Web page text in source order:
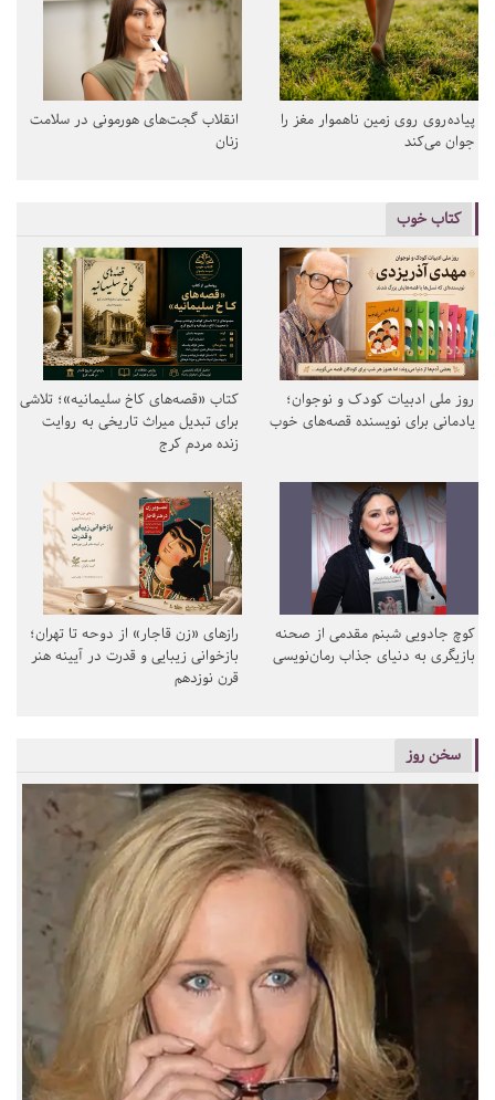
پیاده‌روی روی زمین ناهموار مغز را
جوان می‌کند
انقلاب گجت‌های هورمونی در سلامت
زنان
کتاب خوب
روز ملی ادبیات کودک و نوجوان؛
یادمانی برای نویسنده قصه‌های خوب
کتاب «قصه‌های کاخ سلیمانیه»؛ تلاشی
برای تبدیل میراث تاریخی به روایت
زنده مردم کرج
کوچ جادویی شبنم مقدمی از صحنه
بازیگری به دنیای جذاب رمان‌نویسی
رازهای «زن قاجار» از دوحه تا تهران؛
بازخوانی زیبایی و قدرت در آیینه هنر
قرن نوزدهم
سخن روز